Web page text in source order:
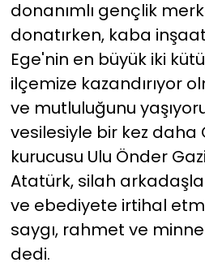
donanımlı gençlik
donatırken, kaba
Ege'nin en büyük iki
ilçemize kazandırıyor
ve mutluluğunu
vesilesiyle bir kez daha
kurucusu Ulu Önder
Atatürk, silah
ve ebediyete irtihal
saygı, rahmet ve
dedi.